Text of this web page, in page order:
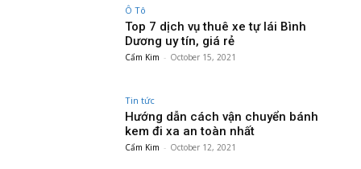
Ô Tô
Top 7 dịch vụ thuê xe tự lái Bình
Dương uy tín, giá rẻ
Cẩm Kim - October 15, 2021
Tin tức
Hướng dẫn cách vận chuyển bánh
kem đi xa an toàn nhất
Cẩm Kim - October 12, 2021